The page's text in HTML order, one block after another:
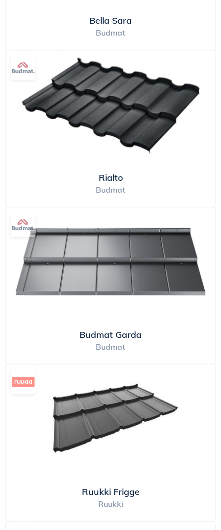
Bella Sara
Budmat
Rialto
Budmat
Budmat Garda
Budmat
Ruukki Frigge
Ruukki